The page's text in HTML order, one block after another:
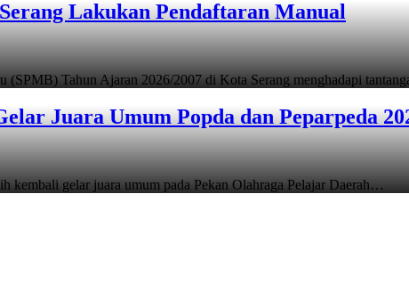
Lakukan Pendaftaran Manual
(SPMB) Tahun Ajaran 2026/2007 di Kota Serang menghadapi
Juara Umum Popda dan Peparpeda
kembali gelar juara umum pada Pekan Olahraga Pelajar Daerah…